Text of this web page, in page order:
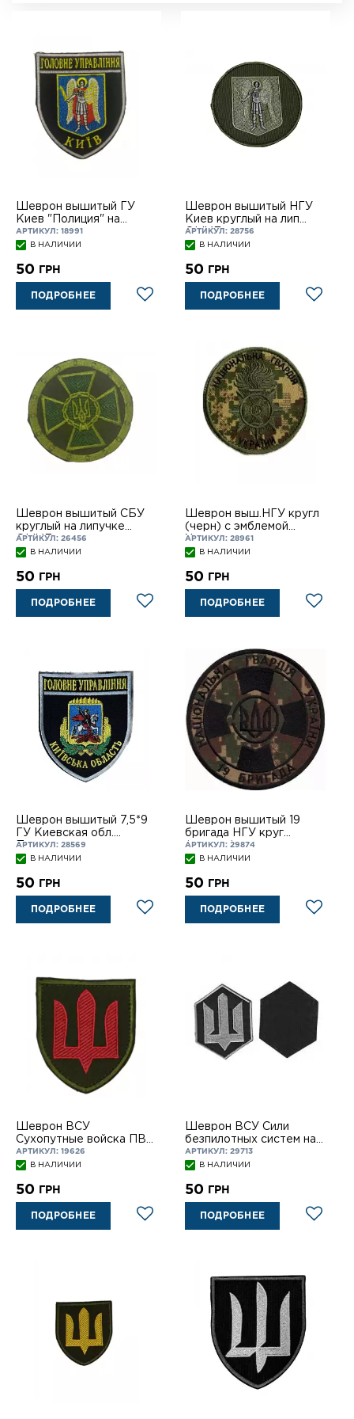
Шеврон вышитый ГУ
Киев "Полиция" на
липучке
АРТИКУЛ: 18991
В НАЛИЧИИ
50 ГРН
ПОДРОБНЕЕ
Шеврон вышитый НГУ
Киев круглый на лип
OLIVE
АРТИКУЛ: 28756
В НАЛИЧИИ
50 ГРН
ПОДРОБНЕЕ
Шеврон вышитый СБУ
круглый на липучке
OLIVE
АРТИКУЛ: 26456
В НАЛИЧИИ
50 ГРН
ПОДРОБНЕЕ
Шеврон выш.НГУ кругл
(черн) с эмблемой
Хищник на липуч.
АРТИКУЛ: 28961
В НАЛИЧИИ
50 ГРН
ПОДРОБНЕЕ
Шеврон вышитый 7,5*9
ГУ Киевская обл.
Полиция на лип.
АРТИКУЛ: 28569
В НАЛИЧИИ
50 ГРН
ПОДРОБНЕЕ
Шеврон вышитый 19
бригада НГУ круг
(хищник) черн. нитки на
липучке
АРТИКУЛ: 29874
В НАЛИЧИИ
50 ГРН
ПОДРОБНЕЕ
Шеврон ВСУ
Сухопутные войска ПВО
на липучке
АРТИКУЛ: 19626
В НАЛИЧИИ
50 ГРН
ПОДРОБНЕЕ
Шеврон ВСУ Сили
безпилотных систем на
лип
АРТИКУЛ: 29713
В НАЛИЧИИ
50 ГРН
ПОДРОБНЕЕ